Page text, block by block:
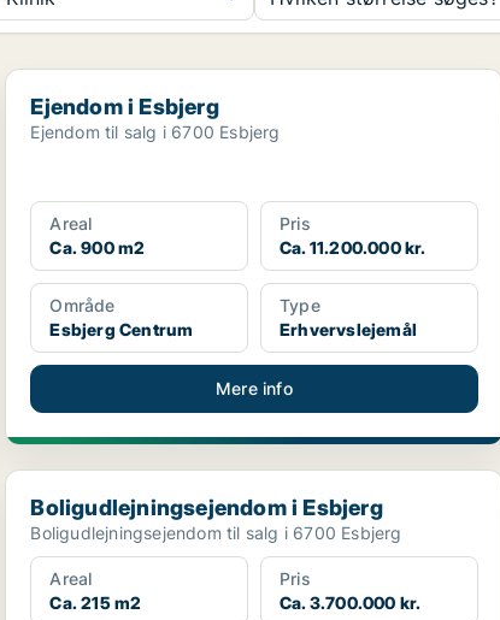
Ejendom i Esbjerg
Ejendom i Esbjerg
Ejendom til salg i 6700 Esbjerg
Areal
Ca. 900 m2
Pris
Ca. 11.200.000 kr.
Område
Esbjerg Centrum
Type
Erhvervslejemål
Mere info
Boligudlejningsejendom i Esbjerg
Boligudlejningsejendom i Esbjerg
Boligudlejningsejendom til salg i 6700 Esbjerg
Areal
Ca. 215 m2
Pris
Ca. 3.700.000 kr.